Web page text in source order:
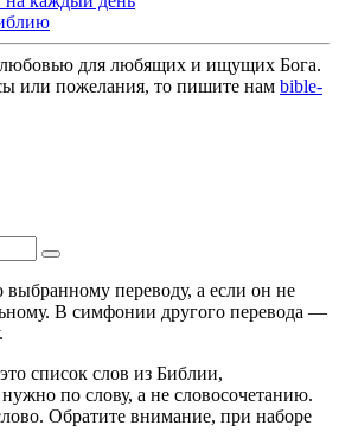
любовью для любящих и ищущих Бога.
или пожелания, то пишите нам bible-
переводу, а если он не
В симфонии другого перевода —
список слов из Библии,
нужно по слову, а не словосочетанию.
Обратите внимание, при наборе